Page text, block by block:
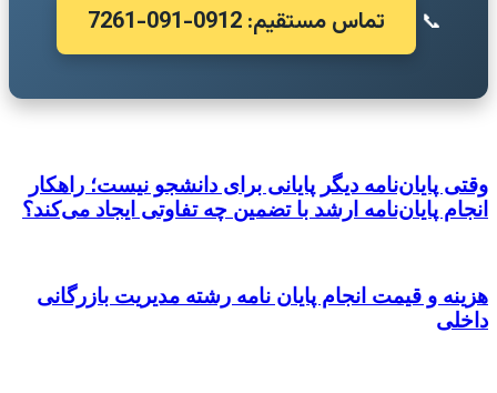
📞 تماس مستقیم: 0912-091-7261
وقتی پایان‌نامه دیگر پایانی برای دانشجو نیست؛ راهکار
انجام پایان‌نامه ارشد با تضمین چه تفاوتی ایجاد می‌کند؟
هزینه و قیمت انجام پایان نامه رشته مدیریت بازرگانی
داخلی